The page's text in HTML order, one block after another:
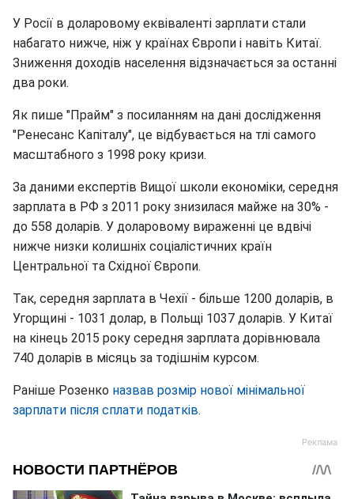
У Росії в доларовому еквіваленті зарплати стали
набагато нижче, ніж у країнах Європи і навіть Китаї.
Зниження доходів населення відзначається за останні
два роки.
Як пише "Прайм" з посиланням на дані дослідження
"Ренесанс Капіталу", це відбувається на тлі самого
масштабного з 1998 року кризи.
За даними експертів Вищої школи економіки, середня
зарплата в РФ з 2011 року знизилася майже на 30% -
до 558 доларів. У доларовому вираженні це вдвічі
нижче низки колишніх соціалістичних країн
Центральної та Східної Європи.
Так, середня зарплата в Чехії - більше 1200 доларів, в
Угорщині - 1031 долар, в Польщі 1037 доларів. У Китаї
на кінець 2015 року середня зарплата дорівнювала
740 доларів в місяць за тодішнім курсом.
Раніше Розенко назвав розмір нової мінімальної
зарплати після сплати податків.